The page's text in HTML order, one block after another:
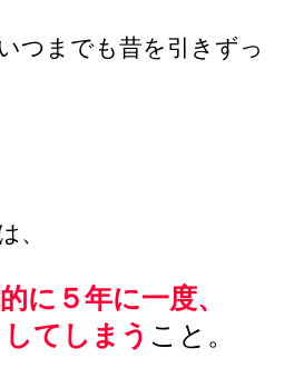
つまでも昔を引きずっ
、
に５年に一度、
てしまう こと。